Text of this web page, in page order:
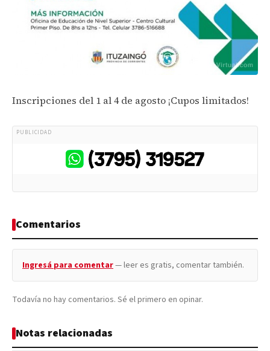
Inscripciones del 1 al 4 de agosto ¡Cupos limitados!
PUBLICIDAD
Comentarios
Ingresá para comentar— leer es gratis, comentar también.
Todavía no hay comentarios. Sé el primero en opinar.
Notas relacionadas